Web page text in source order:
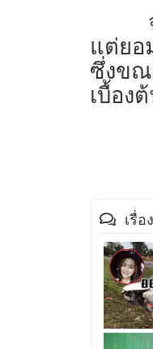
แต่ยอ
ซึ่งขณ
เบื้อง
เรื่